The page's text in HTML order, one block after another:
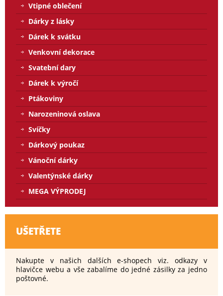
Vtipné oblečení
Dárky z lásky
Dárek k svátku
Venkovní dekorace
Svatební dary
Dárek k výročí
Ptákoviny
Narozeninová oslava
Svíčky
Dárkový poukaz
Vánoční dárky
Valentýnské dárky
MEGA VÝPRODEJ
UŠETŘETE
Nakupte v našich dalších e-shopech viz. odkazy v
hlavičce webu a vše zabalíme do jedné zásilky za jedno
poštovné.